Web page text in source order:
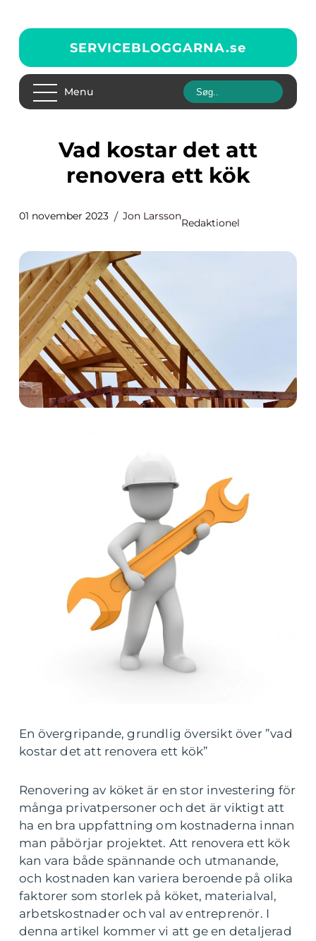
SERVICEBLOGGARNA.se
Menu
Vad kostar det att
renovera ett kök
01 november 2023 Jon Larsson
Redaktionel
En övergripande, grundlig översikt över ”vad
kostar det att renovera ett kök”
Renovering av köket är en stor investering för
många privatpersoner och det är viktigt att
ha en bra uppfattning om kostnaderna innan
man påbörjar projektet. Att renovera ett kök
kan vara både spännande och utmanande,
och kostnaden kan variera beroende på olika
faktorer som storlek på köket, materialval,
arbetskostnader och val av entreprenör. I
denna artikel kommer vi att ge en detaljerad